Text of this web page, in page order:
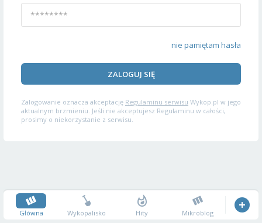
nie pamiętam hasła
ZALOGUJ SIĘ
Zalogowanie oznacza akceptację Regulaminu serwisu Wykop.pl w jego
aktualnym brzmieniu. Jeśli nie akceptujesz Regulaminu w całości,
prosimy o niekorzystanie z serwisu.
Główna Wykopalisko Hity Mikroblog